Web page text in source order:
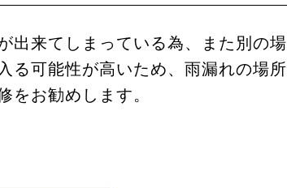
出来てしまっている為、また別の場
る可能性が高いため、雨漏れの場所
をお勧めします。